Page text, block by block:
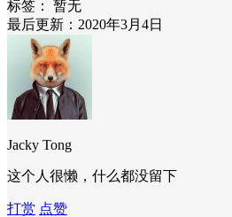
标签：
暂无
最后更新：2020年3月4日
Jacky Tong
这个人很懒，什么都没留下
打赏 点赞